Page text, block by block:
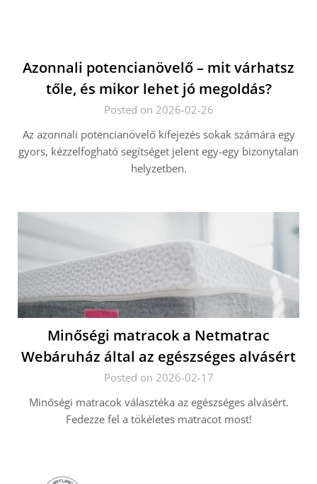
Azonnali potencianövelő – mit várhatsz
tőle, és mikor lehet jó megoldás?
Posted on 2026-02-26
Az azonnali potencianövelő kifejezés sokak számára egy
gyors, kézzelfogható segítséget jelent egy-egy bizonytalan
helyzetben.
Minőségi matracok a Netmatrac
Webáruház által az egészséges alvásért
Posted on 2026-02-17
Minőségi matracok választéka az egészséges alvásért.
Fedezze fel a tökéletes matracot most!